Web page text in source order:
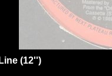
(12'')